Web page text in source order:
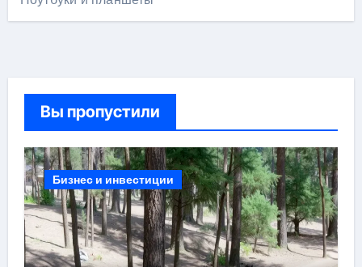
Вы пропустили
Бизнес и инвестиции